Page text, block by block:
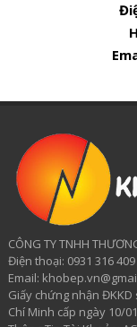
CÔNG TY TNHH
​Điện thoại: 0931 316
Email:
Giấy chứng nhận ĐKKD
Chí Minh cấp ngày 10/